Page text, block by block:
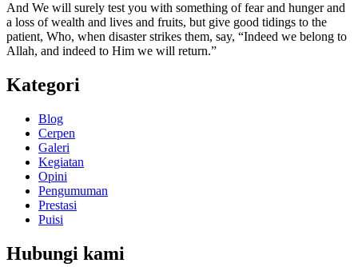
And We will surely test you with something of fear and hunger and
a loss of wealth and lives and fruits, but give good tidings to the
patient, Who, when disaster strikes them, say, “Indeed we belong to
Allah, and indeed to Him we will return.”
Kategori
Blog
Cerpen
Galeri
Kegiatan
Opini
Pengumuman
Prestasi
Puisi
Hubungi kami